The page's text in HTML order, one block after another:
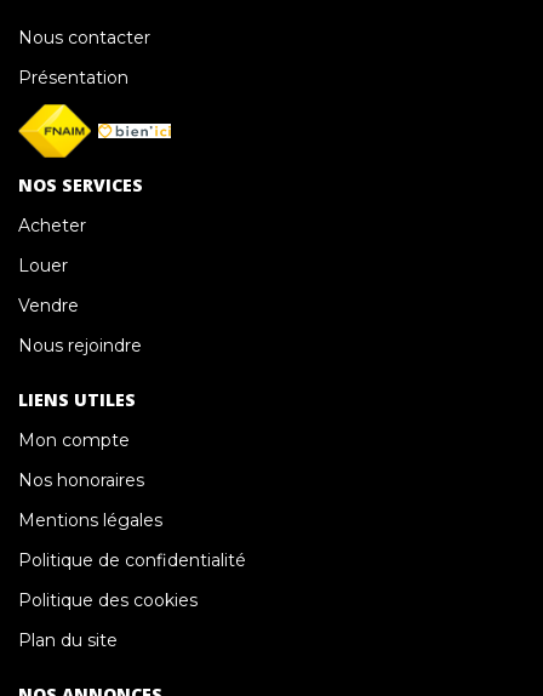
Nous contacter
Présentation
NOS SERVICES
Acheter
Louer
Vendre
Nous rejoindre
LIENS UTILES
Mon compte
Nos honoraires
Mentions légales
Politique de confidentialité
Politique des cookies
Plan du site